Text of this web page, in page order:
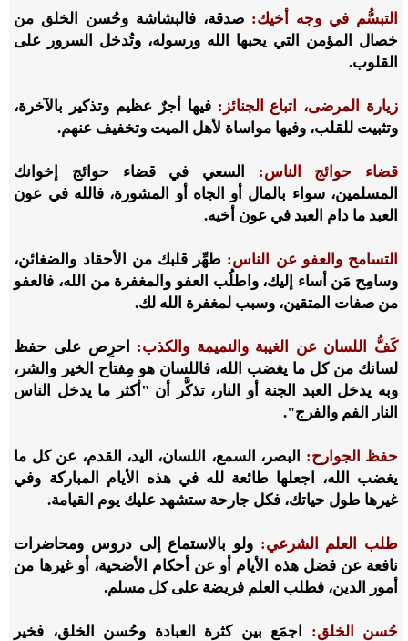
التبسُّم في وجه أخيك: صدقة، فالبشاشة وحُسن الخلق من
خصال المؤمن التي يحبها الله ورسوله، وتُدخل السرور على
القلوب.
زيارة المرضى، اتباع الجنائز: فيها أجرٌ عظيم وتذكير بالآخرة،
وتثبيت للقلب، وفيها مواساة لأهل الميت وتخفيف عنهم.
قضاء حوائج الناس: السعي في قضاء حوائج إخوانك
المسلمين، سواء بالمال أو الجاه أو المشورة، فالله في عون
العبد ما دام العبد في عون أخيه.
التسامح والعفو عن الناس: طهِّر قلبك من الأحقاد والضغائن،
وسامِح مَن أساء إليك، واطلُب العفو والمغفرة من الله، فالعفو
من صفات المتقين، وسبب لمغفرة الله لك.
كَفُّ اللسان عن الغيبة والنميمة والكذب: احرِص على حفظ
لسانك من كل ما يغضب الله، فاللسان هو مِفتاح الخير والشر،
وبه يدخل العبد الجنة أو النار، تذكَّر أن "أكثر ما يدخل الناس
النار الفم والفرج".
حفظ الجوارح: البصر، السمع، اللسان، اليد، القدم، عن كل ما
يغضب الله، اجعلها طائعة لله في هذه الأيام المباركة وفي
غيرها طول حياتك، فكل جارحة ستشهد عليك يوم القيامة.
طلب العلم الشرعي: ولو بالاستماع إلى دروس ومحاضرات
نافعة عن فضل هذه الأيام أو عن أحكام الأضحية، أو غيرها من
أمور الدين، فطلب العلم فريضة على كل مسلم.
حُسن الخلق: اجمَع بين كثرة العبادة وحُسن الخلق، فخير